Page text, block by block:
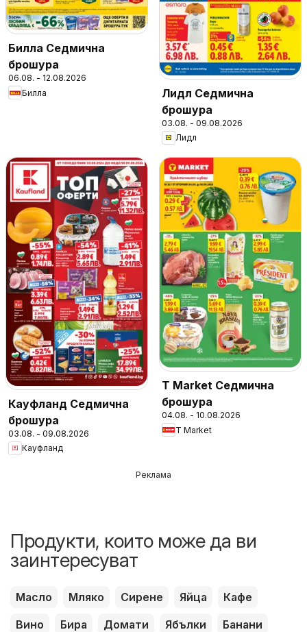
Билла Седмична
брошура
06.08. - 12.08.2026
Билла
Лидл Седмична
брошура
03.08. - 09.08.2026
Лидл
Кауфланд Седмична
брошура
03.08. - 09.08.2026
Кауфланд
T Market Седмична
брошура
04.08. - 10.08.2026
T Market
Реклама
Продукти, които може да ви
заинтересуват
Масло Мляко Сирене Яйца
Кафе
Вино
Бира Домати Ябълки
Банани